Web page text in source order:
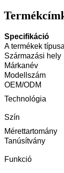
Specifikáció
A termékek típusa
Származási hely
Márkanév
Modellszám
OEM/ODM
Technológia
Szín
Mérettartomány
Tanúsítvány
Funkció